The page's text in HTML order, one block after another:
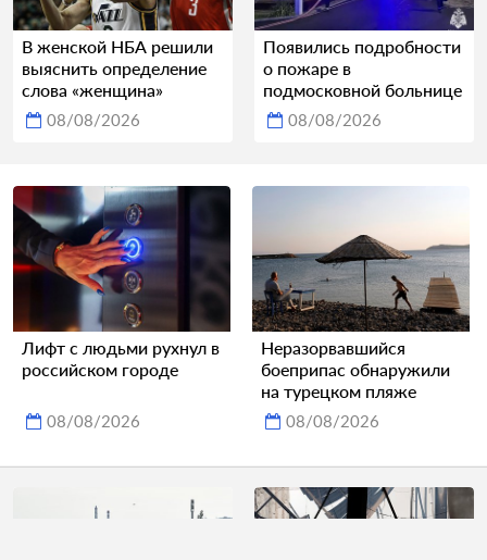
В женской НБА решили
выяснить определение
слова «женщина»
08/08/2026
Появились подробности
о пожаре в
подмосковной больнице
08/08/2026
Лифт с людьми рухнул в
российском городе
08/08/2026
Неразорвавшийся
боеприпас обнаружили
на турецком пляже
08/08/2026